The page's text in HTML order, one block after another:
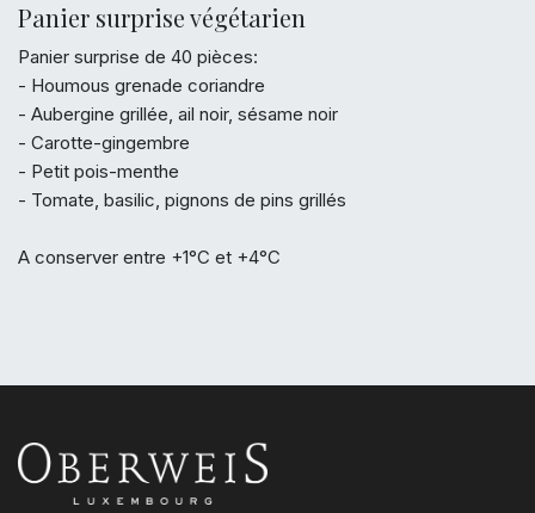
Panier surprise végétarien
Panier surprise de 40 pièces:
- Houmous grenade coriandre
- Aubergine grillée, ail noir, sésame noir
- Carotte-gingembre
- Petit pois-menthe
- Tomate, basilic, pignons de pins grillés
A conserver entre +1°C et +4°C